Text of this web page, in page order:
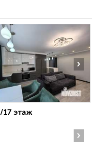
›
17 этаж
›